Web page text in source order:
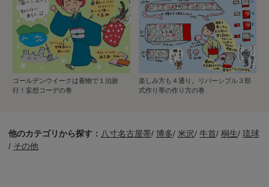
ゴールデンウイークは着物で１泊旅
行！妄想コーデの巻
楽しみ方も４通り。リバーシブル３部
式作り帯の作り方の巻
他のカテゴリから探す： 八寸名古屋帯/ 博多/ 米沢/ 牛首/ 桐生/ 琉球
/ その他